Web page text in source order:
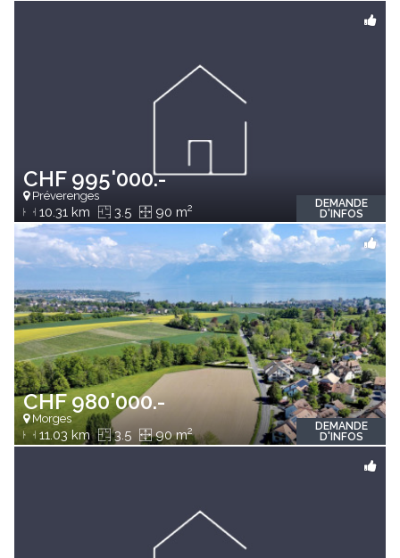
CHF 995'000.-
Préverenges
10.31 km 3.5 90 m2
DEMANDE
D'INFOS
CHF 980'000.-
Morges
11.03 km 3.5 90 m2
DEMANDE
D'INFOS